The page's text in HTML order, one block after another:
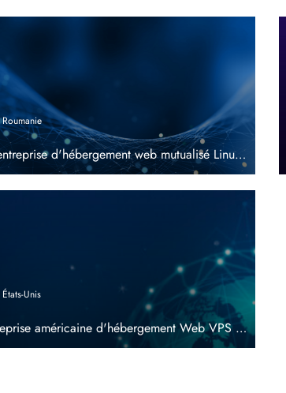
Roumanie
Une entreprise d'hébergement web mutualisé Linux d'Europe de l'Est vieille de 15 ans
États-Unis
L'entreprise américaine d'hébergement Web VPS en pleine expansion